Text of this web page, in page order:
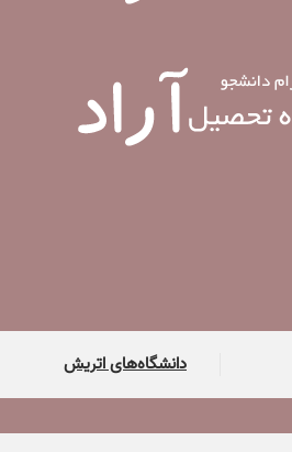
دانشگاه‌های اتریش